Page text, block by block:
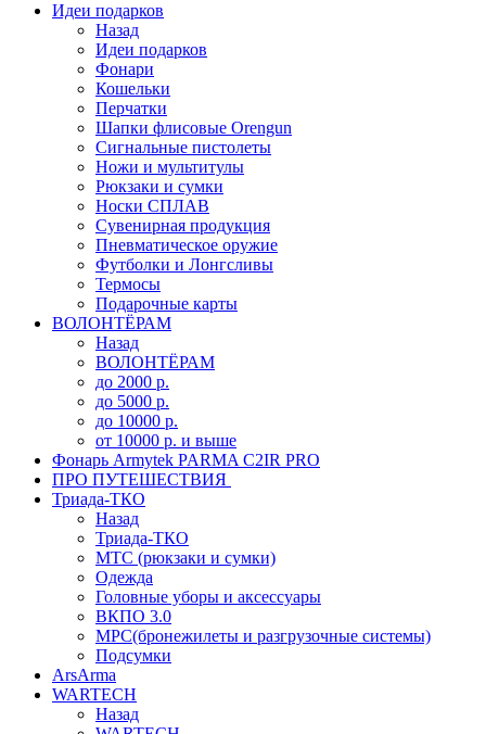
Идеи подарков
Назад
Идеи подарков
Фонари
Кошельки
Перчатки
Шапки флисовые Orengun
Сигнальные пистолеты
Ножи и мультитулы
Рюкзаки и сумки
Носки СПЛАВ
Сувенирная продукция
Пневматическое оружие
Футболки и Лонгсливы
Термосы
Подарочные карты
ВОЛОНТЁРАМ
Назад
ВОЛОНТЁРАМ
до 2000 р.
до 5000 р.
до 10000 р.
от 10000 р. и выше
Фонарь Armytek PARMA C2IR PRO
ПРО ПУТЕШЕСТВИЯ
Триада-ТКО
Назад
Триада-ТКО
МТС (рюкзаки и сумки)
Одежда
Головные уборы и аксессуары
ВКПО 3.0
МРС(бронежилеты и разгрузочные системы)
Подсумки
ArsArma
WARTECH
Назад